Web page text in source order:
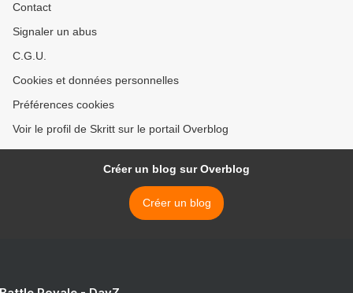
Contact
Signaler un abus
C.G.U.
Cookies et données personnelles
Préférences cookies
Voir le profil de Skritt sur le portail Overblog
Créer un blog sur Overblog
Créer un blog